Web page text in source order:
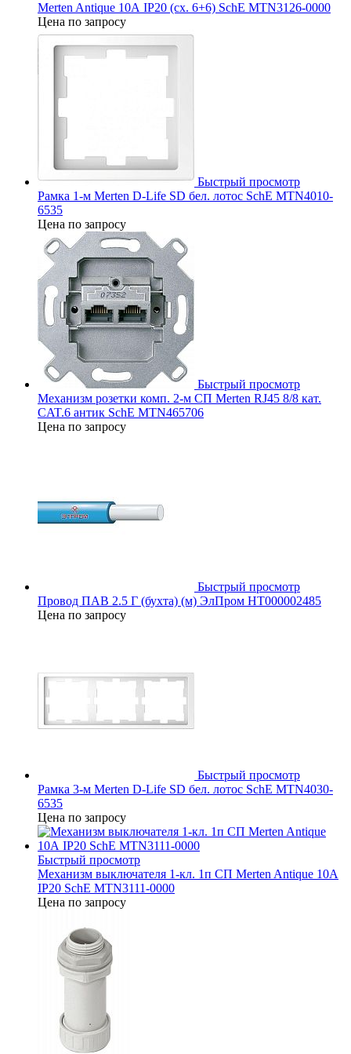
Merten Antique 10А IP20 (сх. 6+6) SchE MTN3126-0000
Цена по запросу
Быстрый просмотр
Рамка 1-м Merten D-Life SD бел. лотос SchE MTN4010-
6535
Цена по запросу
Быстрый просмотр
Механизм розетки комп. 2-м СП Merten RJ45 8/8 кат.
CAT.6 антик SchE MTN465706
Цена по запросу
Быстрый просмотр
Провод ПАВ 2.5 Г (бухта) (м) ЭлПром НТ000002485
Цена по запросу
Быстрый просмотр
Рамка 3-м Merten D-Life SD бел. лотос SchE MTN4030-
6535
Цена по запросу
Быстрый просмотр
Механизм выключателя 1-кл. 1п СП Merten Antique 10А
IP20 SchE MTN3111-0000
Цена по запросу